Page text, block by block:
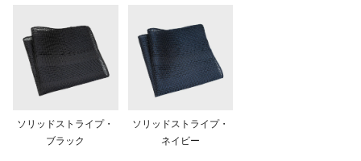
ソリッドストライプ・
ブラック
ソリッドストライプ・
ネイビー